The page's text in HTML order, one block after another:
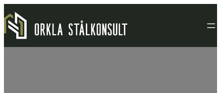
Hopp
til
innhold